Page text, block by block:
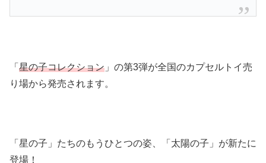
「 星の子コレクション 」の第3弾が全国のカプセルトイ売
り場から発売されます。
「星の子」たちのもうひとつの姿、「太陽の子」が新たに
登場！